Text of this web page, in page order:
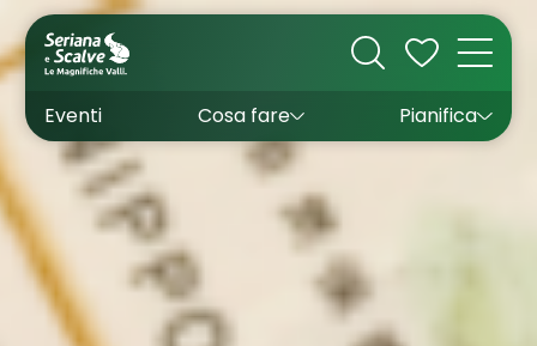
Eventi Cosa fare
Cultura
Outdoor
Esperienze
Pianifica
Dove dormire
Come arrivare
Come muoversi
Wishlist
Uffici turistici